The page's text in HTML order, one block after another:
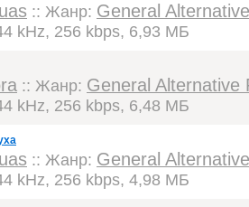
:: Жанр: General
kHz, 256 kbps, 6,93 МБ
:: Жанр: General Alternative
kHz, 256 kbps, 6,48 МБ
:: Жанр: General
kHz, 256 kbps, 4,98 МБ